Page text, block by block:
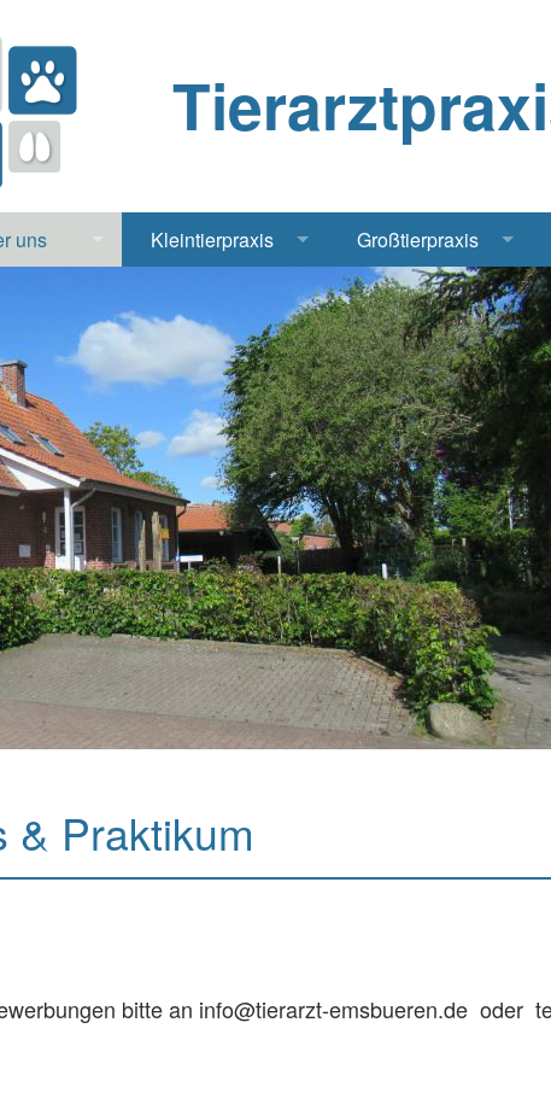
uns
Kleintierpraxis
Heimtiere
Röntgen Ultraschall Elektrochirurgie Narkose
Großtierpraxis
Bestandsbetreuung
Bestandsbetreuung
Pferde
Geflügel, Tauben, Hühner
& Praktikum
bitte an info@tierarzt-emsbueren.de oder